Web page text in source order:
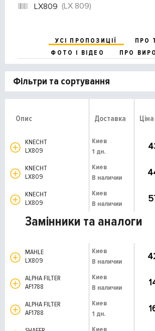
LX809 (LX 809)
УСІ ПРОПОЗИЦІЇ
ПРО
ФОТО І ВІДЕО
ПРО
Фільтри та сортування
Опис Доставка Ціна
KNECHT
LX809
Киев
1 дн.
KNECHT
LX809
Киев
В наличии
KNECHT
LX809
Киев
В наличии
Замінники та аналоги
MAHLE
LX809
Киев
В наличии
ALPHA FILTER
AF1788
Киев
В наличии
ALPHA FILTER
AF1788
Киев
1 дн.